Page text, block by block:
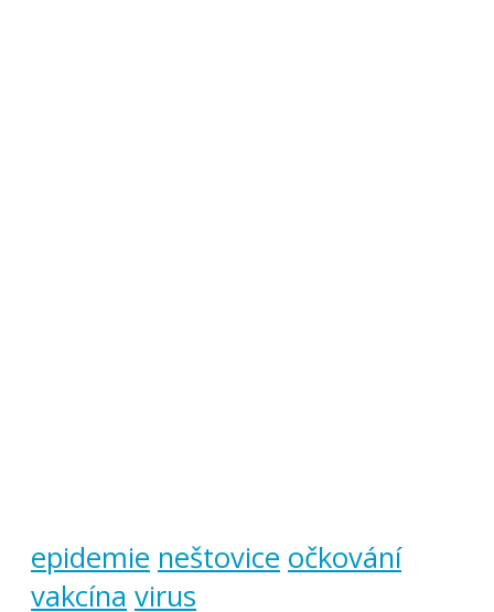
epidemie neštovice očkování
vakcína virus